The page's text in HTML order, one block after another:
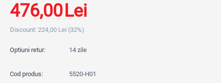
476,00 Lei
Discount: 224,00 Lei (32%)
Optiuni retur: 14 zile
Cod produs:
5520-H01